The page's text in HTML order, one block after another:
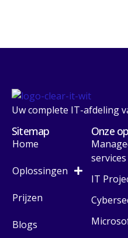
Uw complete IT-afdeling
Sitemap
Home
Oplossingen
Prijzen
Blogs
Onze
services
IT